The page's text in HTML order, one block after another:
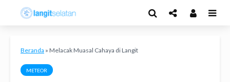
Beranda » Melacak Muasal Cahaya di Langit
METEOR